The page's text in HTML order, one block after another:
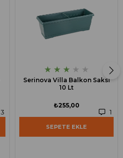
3
★ ★ ★ ★ ★
Serinova Villa Balkon Saksı
10 Lt
1
₺255,00
SEPETE EKLE